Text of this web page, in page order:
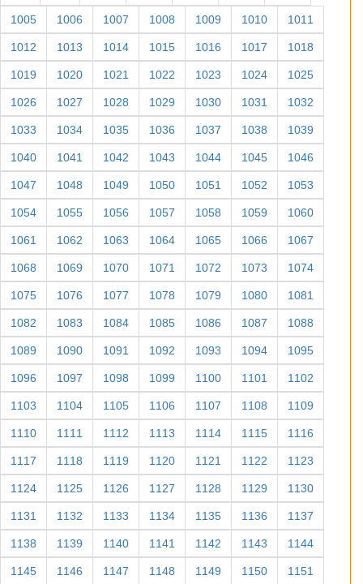
1005 1006 1007 1008 1009 1010 1011
1012 1013 1014 1015 1016 1017 1018
1019 1020 1021 1022 1023 1024 1025
1026 1027 1028 1029 1030 1031 1032
1033 1034 1035 1036 1037 1038 1039
1040 1041 1042 1043 1044 1045 1046
1047 1048 1049 1050 1051 1052 1053
1054 1055 1056 1057 1058 1059 1060
1061 1062 1063 1064 1065 1066 1067
1068 1069 1070 1071 1072 1073 1074
1075 1076 1077 1078 1079 1080 1081
1082 1083 1084 1085 1086 1087 1088
1089 1090 1091 1092 1093 1094 1095
1096 1097 1098 1099 1100 1101 1102
1103 1104 1105 1106 1107 1108 1109
1110 1111 1112 1113 1114 1115 1116
1117 1118 1119 1120 1121 1122 1123
1124 1125 1126 1127 1128 1129 1130
1131 1132 1133 1134 1135 1136 1137
1138 1139 1140 1141 1142 1143 1144
1145 1146 1147 1148 1149 1150 1151